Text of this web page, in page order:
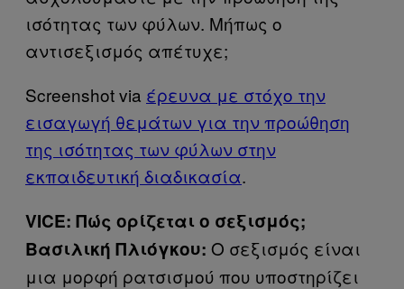
ισότητας των φύλων. Μήπως ο
αντισεξισμός απέτυχε;
Screenshot via έρευνα με στόχο την
εισαγωγή θεμάτων για την προώθηση
της ισότητας των φύλων στην
εκπαιδευτική διαδικασία.
VICE: Πώς ορίζεται ο σεξισμός;
Βασιλική Πλιόγκου: Ο σεξισμός είναι
μια μορφή ρατσισμού που υποστηρίζει